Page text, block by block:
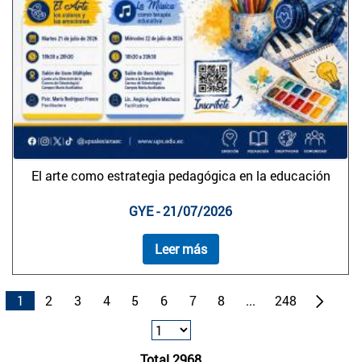
El arte como estrategia pedagógica en la educación
GYE - 21/07/2026
Leer más
1 2 3 4 5 6 7 8 ... 248